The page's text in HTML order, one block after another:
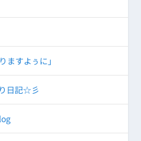
ますよぅに」
日記☆彡